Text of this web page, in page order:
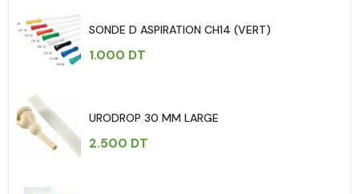
SONDE D ASPIRATION CH14 (VERT)
1.000 DT
URODROP 30 MM LARGE
2.500 DT